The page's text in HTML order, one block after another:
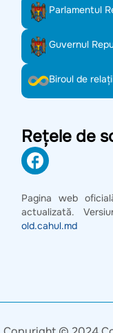
Parlamentul
Guvernul
Biroul de
Rețele de
Pagina web
actualizată.
old.cahul.md